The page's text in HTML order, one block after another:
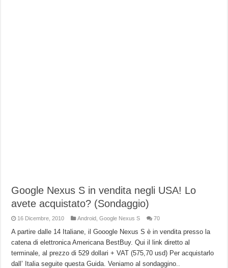
Google Nexus S in vendita negli USA! Lo
avete acquistato? (Sondaggio)
16 Dicembre, 2010 Android ,Google Nexus S 70
A partire dalle 14 Italiane, il Gooogle Nexus S è in vendita presso la
catena di elettronica Americana BestBuy. Qui il link diretto al
terminale, al prezzo di 529 dollari + VAT (575,70 usd) Per acquistarlo
dall’ Italia seguite questa Guida. Veniamo al sondaggino..